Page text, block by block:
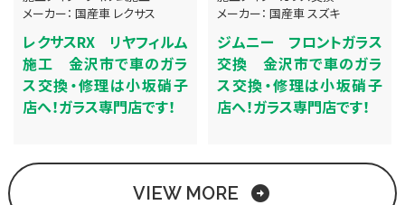
メーカー： 国産車 レクサス
レクサスRX リヤフィルム
施工 金沢市で車のガラ
ス交換・修理は小坂硝子
店へ！ガラス専門店です！
メーカー： 国産車スズキ
ジムニー フロントガラス
交換 金沢市で車のガラ
ス交換・修理は小坂硝子
店へ！ガラス専門店です！
VIEW MORE arrow_circle_right